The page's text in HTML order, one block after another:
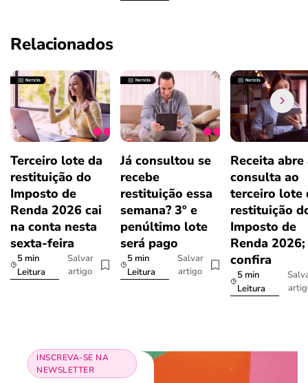
Relacionados
Terceiro lote da
restituição do
Imposto de
Renda 2026 cai
na conta nesta
sexta-feira
5 min
Leitura
Salvar
artigo
Já consultou se
recebe
restituição essa
semana? 3º e
penúltimo lote
será pago
5 min
Leitura
Salvar
artigo
Receita abre
consulta ao
terceiro lote
restituição
Imposto de
Renda 2026;
confira
5 min
Leitura
INSCREVA-SE NA
NEWSLETTER